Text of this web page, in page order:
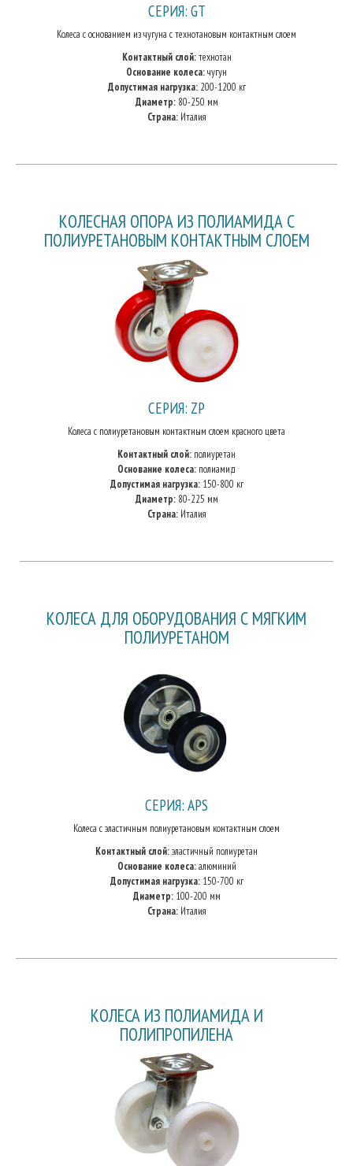
СЕРИЯ: GT
Колеса с основанием из чугуна с технотановым контактным слоем
Контактный слой:технотан
Основание колеса:чугун
Допустимая нагрузка:200-1200 кг
Диаметр:80-250 мм
Страна:Италия
КОЛЕСНАЯ ОПОРА ИЗ ПОЛИАМИДА С
ПОЛИУРЕТАНОВЫМ КОНТАКТНЫМ СЛОЕМ
СЕРИЯ: ZP
Колеса с полиуретановым контактным слоем красного цвета
Контактный слой: полиуретан
Основание колеса: полиамид
Допустимая нагрузка:150-800 кг
Диаметр:80-225 мм
Страна:Италия
КОЛЕСА ДЛЯ ОБОРУДОВАНИЯ С МЯГКИМ
ПОЛИУРЕТАНОМ
СЕРИЯ: APS
Колеса с эластичным полиуретановым контактным слоем
Контактный слой:эластичный полиуретан
Основание колеса:алюминий
Допустимая нагрузка:150-700 кг
Диаметр:100-200 мм
Страна:Италия
КОЛЕСА ИЗ ПОЛИАМИДА И
ПОЛИПРОПИЛЕНА